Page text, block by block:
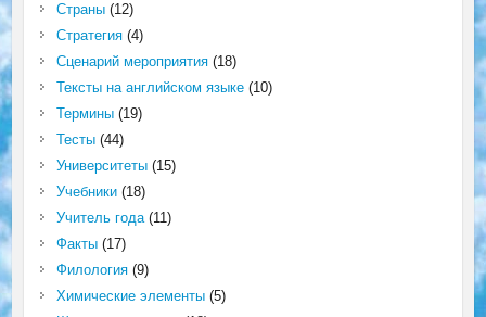
Страны(12)
Стратегия(4)
Сценарий мероприятия(18)
Тексты на английском языке(10)
Термины(19)
Тесты(44)
Университеты(15)
Учебники(18)
Учитель года(11)
Факты(17)
Филология(9)
Химические элементы(5)